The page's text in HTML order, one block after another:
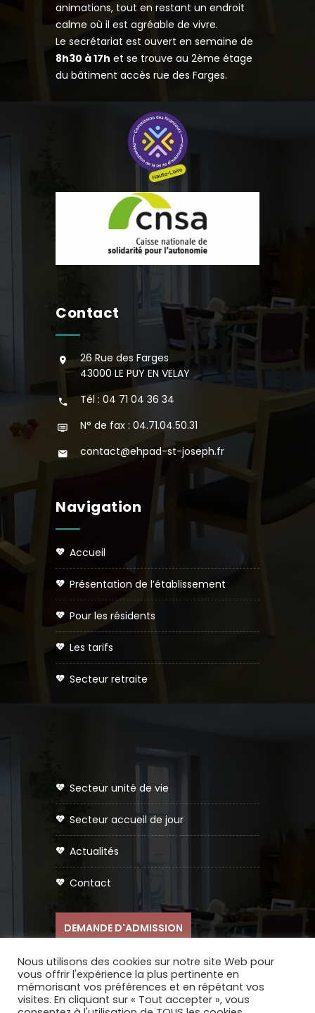
animations, tout en restant un endroit
calme où il est agréable de vivre.
Le secrétariat est ouvert en semaine de
8h30 à 17h et se trouve au 2ème étage
du bâtiment accès rue des Farges.
Contact
26 Rue des Farges
43000 LE PUY EN VELAY
Tél : 04 71 04 36 34
N° de fax : 04.71.04.50.31
contact@ehpad-st-joseph.fr
Navigation
accueil
présentation de l’établissement
pour les résidents
les tarifs
secteur retraite
secteur unité de vie
secteur accueil de jour
actualités
contact
DEMANDE D'ADMISSION
Nous utilisons des cookies sur notre site Web pour
vous offrir l'expérience la plus pertinente en
mémorisant vos préférences et en répétant vos
visites. En cliquant sur « Tout accepter », vous